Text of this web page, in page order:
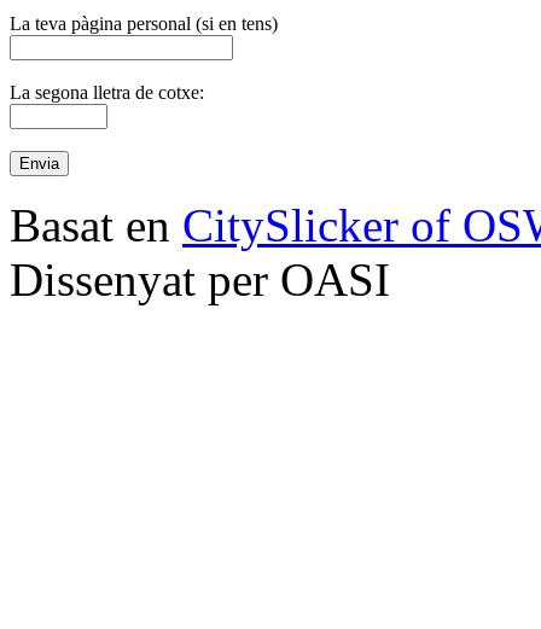
La teva pàgina personal (si en tens)
La segona lletra de cotxe:
Basat en CitySlicker of
Dissenyat per OASI